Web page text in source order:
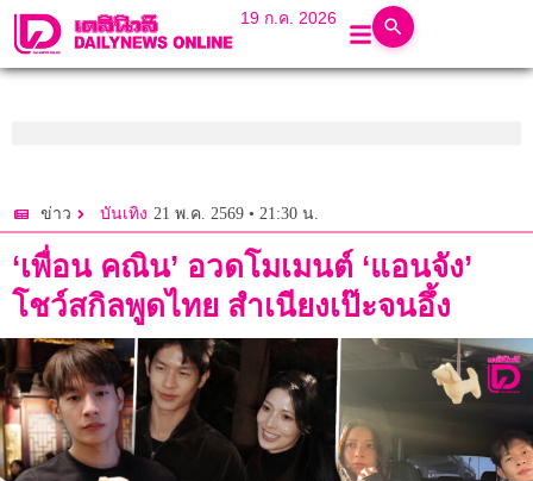
19 ก.ค. 2026
ข่าว บันเทิง 21 พ.ค. 2569 • 21:30 น.
‘เพื่อน คณิน’ อวดโมเมนต์ ‘แอนจัง’
โชว์สกิลพูดไทย สำเนียงเป๊ะจนอึ้ง